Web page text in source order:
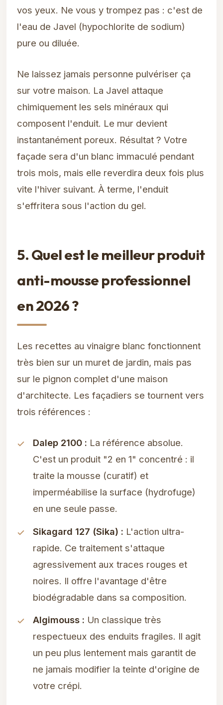
vos yeux. Ne vous y trompez pas : c'est de
l'eau de Javel (hypochlorite de sodium)
pure ou diluée.
Ne laissez jamais personne pulvériser ça
sur votre maison. La Javel attaque
chimiquement les sels minéraux qui
composent l'enduit. Le mur devient
instantanément poreux. Résultat ? Votre
façade sera d'un blanc immaculé pendant
trois mois, mais elle reverdira deux fois plus
vite l'hiver suivant. À terme, l'enduit
s'effritera sous l'action du gel.
5. Quel est le meilleur produit
anti-mousse professionnel
en 2026 ?
Les recettes au vinaigre blanc fonctionnent
très bien sur un muret de jardin, mais pas
sur le pignon complet d'une maison
d'architecte. Les façadiers se tournent vers
trois références :
Dalep 2100 : La référence absolue.
C'est un produit "2 en 1" concentré : il
traite la mousse (curatif) et
imperméabilise la surface (hydrofuge)
en une seule passe.
Sikagard 127 (Sika) : L'action ultra-
rapide. Ce traitement s'attaque
agressivement aux traces rouges et
noires. Il offre l'avantage d'être
biodégradable dans sa composition.
Algimouss : Un classique très
respectueux des enduits fragiles. Il agit
un peu plus lentement mais garantit de
ne jamais modifier la teinte d'origine de
votre crépi.